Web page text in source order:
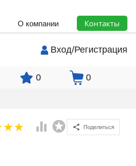
О компании Контакты
Вход/Регистрация
0 0
Поделиться